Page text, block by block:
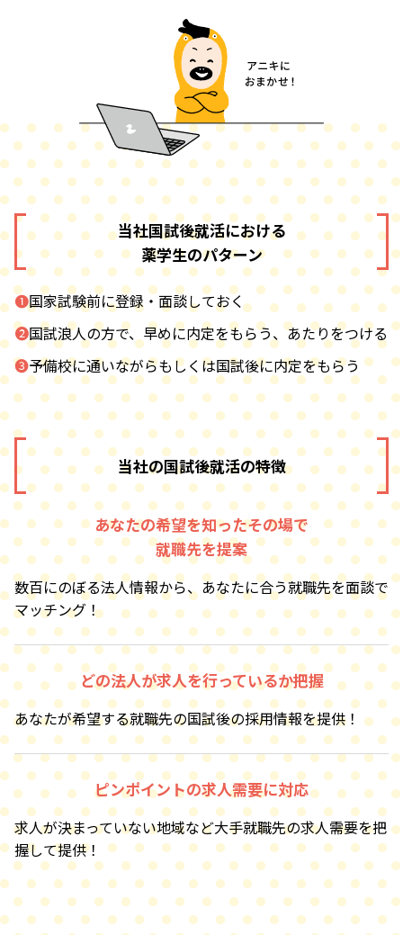
当社国試後就活における
薬学生のパターン
❶国家試験前に登録・面談しておく
❷国試浪人の方で、早めに内定をもらう、あたりをつける
❸予備校に通いながらもしくは国試後に内定をもらう
当社の国試後就活の特徴
あなたの希望を知ったその場で
就職先を提案
数百にのぼる法人情報から、あなたに合う就職先を面談で
マッチング！
どの法人が求人を行っているか把握
あなたが希望する就職先の国試後の採用情報を提供！
ピンポイントの求人需要に対応
求人が決まっていない地域など大手就職先の求人需要を把
握して提供！